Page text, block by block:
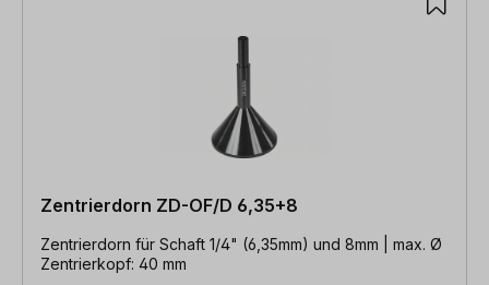
Zentrierdorn ZD-OF/D 6,35+8
Zentrierdorn für Schaft 1/4" (6,35mm) und 8mm | max. Ø
Zentrierkopf: 40 mm